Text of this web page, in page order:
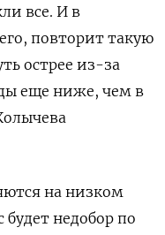
все. ‌И в
‍повторит такую
острее из-за
​еще ниже, чем в
на ⁠низком
‍будет недобор по